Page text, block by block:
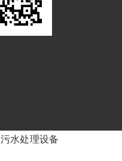
污水处理设备